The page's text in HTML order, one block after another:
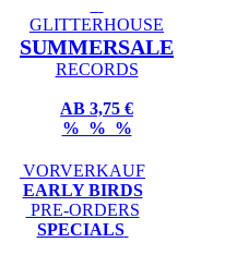
GLITTERHOUSE
SUMMERSALE
RECORDS
AB 3,75 €
% % %
VORVERKAUF
EARLY BIRDS
PRE-ORDERS
SPECIALS